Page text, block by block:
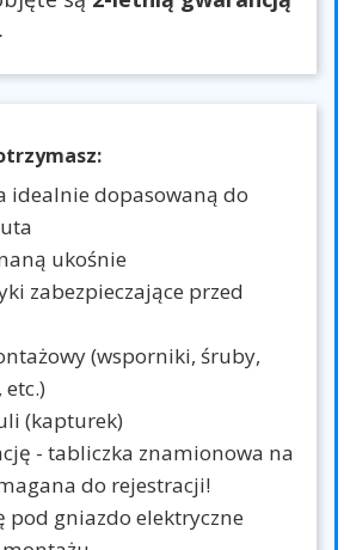
idealnie dopasowaną do
ukośnie
zabezpieczające przed
(wsporniki, śruby,
etc.)
(kapturek)
- tabliczka znamionowa na
do rejestracji!
pod gniazdo elektryczne